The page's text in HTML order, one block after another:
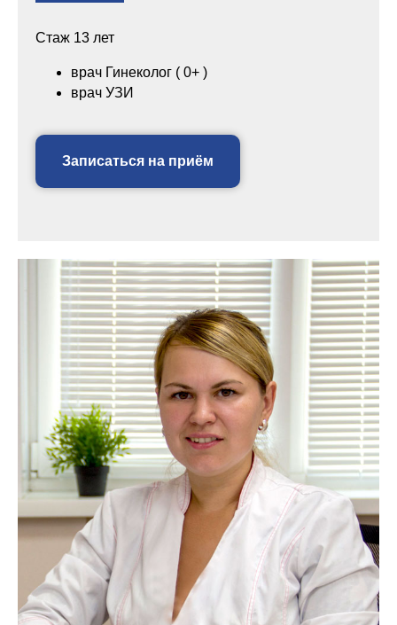
Стаж 13 лет
врач Гинеколог ( 0+ )
врач УЗИ
Записаться на приём